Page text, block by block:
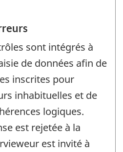
sont intégrés à
de données afin de
inscrites pour
inhabituelles et de
logiques.
est rejetée à la
est invité à